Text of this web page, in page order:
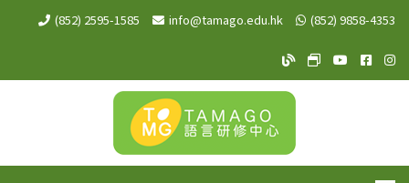
(852) 2595-1585 info@tamago.edu.hk (852) 9858-4353
TAMAGO Blog
TAMAGO MeWe
TAMAGO